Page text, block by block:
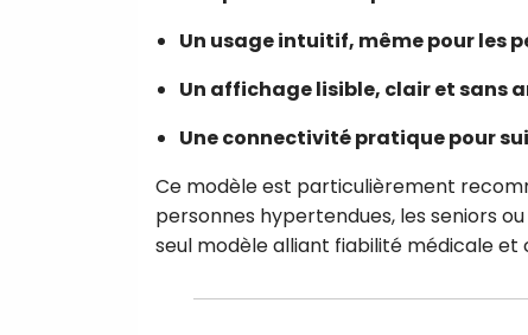
Un usage intuitif, même pour les
Un affichage lisible, clair et sans
Une connectivité pratique pour
Ce modèle est particulièrement
personnes hypertendues, les seniors
seul modèle alliant fiabilité médicale et